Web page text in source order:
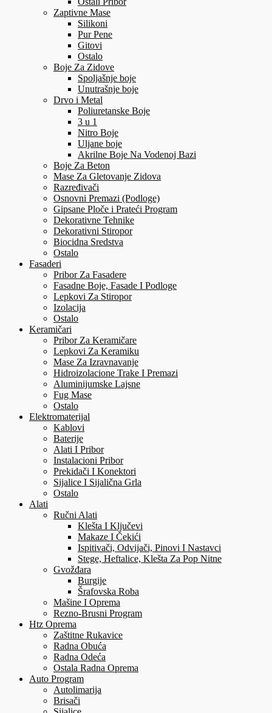
Zaptivne Mase
Silikoni
Pur Pene
Gitovi
Ostalo
Boje Za Zidove
Spoljašnje boje
Unutrašnje boje
Drvo i Metal
Poliuretanske Boje
3 u 1
Nitro Boje
Uljane boje
Akrilne Boje Na Vodenoj Bazi
Boje Za Beton
Mase Za Gletovanje Zidova
Razređivači
Osnovni Premazi (Podloge)
Gipsane Ploče i Prateći Program
Dekorativne Tehnike
Dekorativni Stiropor
Biocidna Sredstva
Ostalo
Fasaderi
Pribor Za Fasadere
Fasadne Boje, Fasade I Podloge
Lepkovi Za Stiropor
Izolacija
Ostalo
Keramičari
Pribor Za Keramičare
Lepkovi Za Keramiku
Mase Za Izravnavanje
Hidroizolacione Trake I Premazi
Aluminijumske Lajsne
Fug Mase
Ostalo
Elektromaterijal
Kablovi
Baterije
Alati I Pribor
Instalacioni Pribor
Prekidači I Konektori
Sijalice I Sijalična Grla
Ostalo
Alati
Ručni Alati
Klešta I Ključevi
Makaze I Čekići
Ispitivači, Odvijači, Pinovi I Nastavci
Stege, Heftalice, Klešta Za Pop Nitne
Gvožđara
Burgije
Šrafovska Roba
Mašine I Oprema
Rezno-Brusni Program
Htz Oprema
Zaštitne Rukavice
Radna Obuća
Radna Odeća
Ostala Radna Oprema
Auto Program
Autolimarija
Brisači